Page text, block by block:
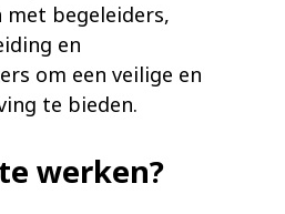
met begeleiders,
en
om een veilige en
te bieden.
werken?